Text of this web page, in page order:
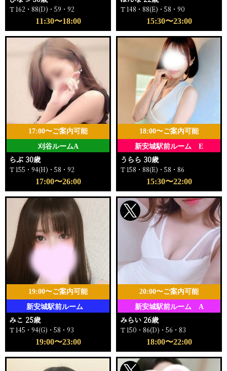
Ｔ162・88(D)・59・92
11:30〜18:00
Ｔ148・88(E)・58・90
15:30〜23:00
刈谷ルームA
17:00〜ご案内可能
らぶ 30歳
Ｔ155・94(H)・58・92
17:00〜26:00
新安城駅前ルーム E
18:00〜ご案内可能
うらら 30歳
Ｔ158・88(E)・58・86
15:30〜22:00
新安城駅前ルーム
19:00〜ご案内可能
みこ 25歳
Ｔ145・94(G)・58・93
19:00〜23:00
新安城駅前ルーム A
20:00〜ご案内可能
みらい 26歳
Ｔ150・86(D)・56・83
18:00〜22:00